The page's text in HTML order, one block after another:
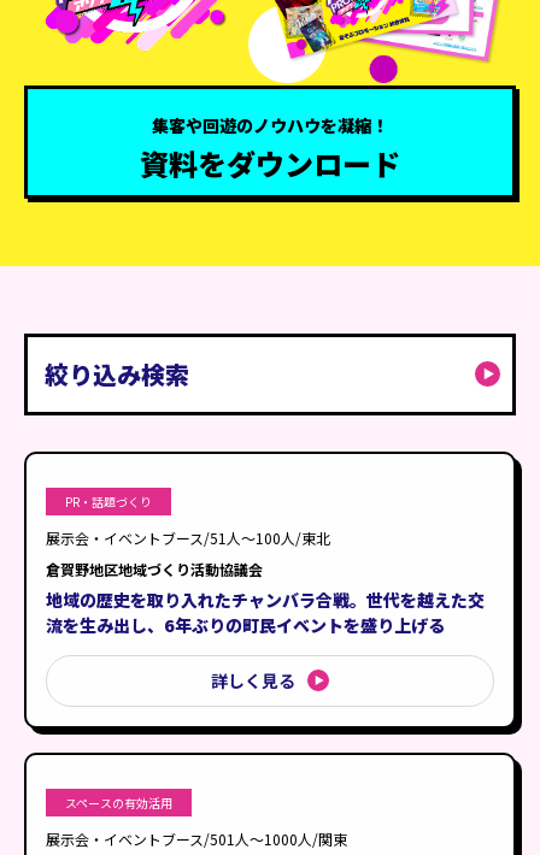
集客や回遊のノウハウを凝縮！
資料をダウンロード
絞り込み検索
回遊・滞在時間の向上事例
集客・プロモーション
利用シーンから探す
展示会・イベントブース
商業施設・百貨店
観光地・レジャースポット
ファンミーティング
テーマパーク・遊園地
お城・史跡・文化財
イベント参加人数
1000人以上
101人〜200人
201人〜500人
501人〜1000人
51人〜100人
エリア
北海道
東北
中部
中国
絞り込む
絞り込み条件をクリア
PR・話題づくり
展示会・イベントブース/51人〜100人/東北
倉賀野地区地域づくり活動協議会
地域の歴史を取り入れたチャンバラ合戦。世代を越えた交
流を生み出し、6年ぶりの町民イベントを盛り上げる
詳しく見る
スペースの有効活用
展示会・イベントブース/501人〜1000人/関東